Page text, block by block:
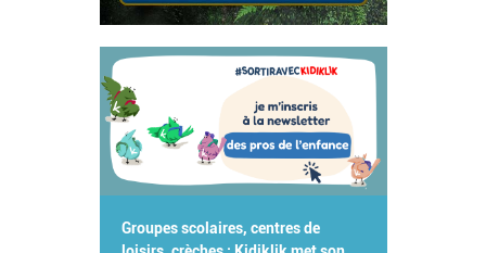
Groupes scolaires, centres de